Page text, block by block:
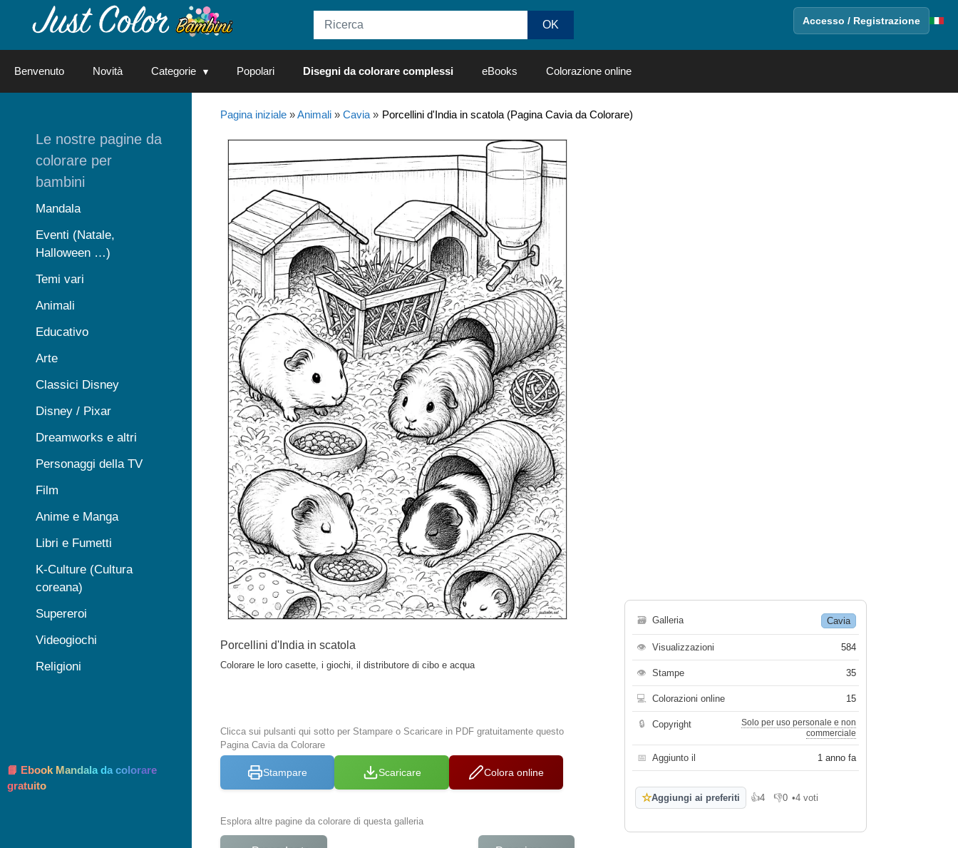
Accesso / Registrazione
Benvenuto Novità Categorie Popolari Disegni da colorare complessi eBooks Colorazione online
Pagina iniziale»Animali» Cavia» Porcellini d'India in scatola (Pagina Cavia da Colorare)
Porcellini d'India in scatola
Colorare le loro casette, i giochi, il distributore di cibo e acqua
Clicca sui pulsanti qui sotto per Stampare o Scaricare in PDF gratuitamente questo
Pagina Cavia da Colorare
Stampare Scaricare Colora online
Esplora altre pagine da colorare di questa galleria
🗃 Galleria Cavia
👁 Visualizzazioni 584
👁 Stampe 35
💻 Colorazioni online 15
🔒 Copyright
Solo per uso personale e non
commerciale
📅 Aggiunto il 1 anno fa
☆Aggiungi ai preferiti 👍4
Mi piace
👎0
Non mi piace
•4 voti
Le nostre pagine da
colorare per
bambini
Mandala
Eventi (Natale,
Halloween …)
Temi vari
Animali
Educativo
Arte
Classici Disney
Disney / Pixar
Dreamworks e altri
Personaggi della TV
Film
Anime e Manga
Libri e Fumetti
K-Culture (Cultura
coreana)
Supereroi
Videogiochi
Religioni
📘 Ebook Mandala da colorare
gratuito